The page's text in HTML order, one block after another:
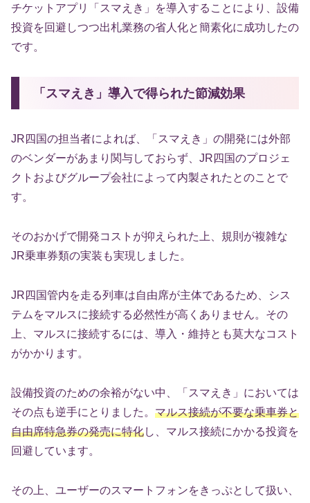
チケットアプリ「スマえき」を導入することにより、設備
投資を回避しつつ出札業務の省人化と簡素化に成功したの
です。
「スマえき」導入で得られた節減効果
JR四国の担当者によれば、「スマえき」の開発には外部
のベンダーがあまり関与しておらず、JR四国のプロジェ
クトおよびグループ会社によって内製されたとのことで
す。
そのおかげで開発コストが抑えられた上、規則が複雑な
JR乗車券類の実装も実現しました。
JR四国管内を走る列車は自由席が主体であるため、シス
テムをマルスに接続する必然性が高くありません。その
上、マルスに接続するには、導入・維持とも莫大なコスト
がかかります。
設備投資のための余裕がない中、「スマえき」においては
その点も逆手にとりました。 マルス接続が不要な乗車券と
自由席特急券の発売に特化し、マルス接続にかかる投資を
回避しています。
その上、ユーザーのスマートフォンをきっぷとして扱い、